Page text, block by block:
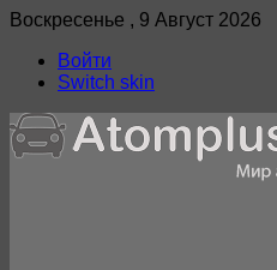
Воскресенье , 9 Август 2026
Войти
Switch skin